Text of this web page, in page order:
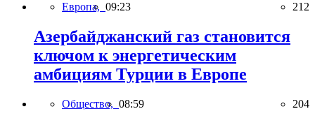
Европа, 09:23 212
Азербайджанский газ становится
ключом к энергетическим
амбициям Турции в Европе
Общество, 08:59 204